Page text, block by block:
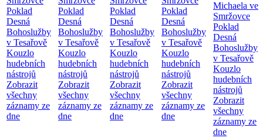
Poklad
Desná
Bohoslužby
v Tesařově
Kouzlo
hudebních
nástrojů
Zobrazit
všechny
záznamy ze
dne
Poklad
Desná
Bohoslužby
v Tesařově
Kouzlo
hudebních
nástrojů
Zobrazit
všechny
záznamy ze
dne
Poklad
Desná
Bohoslužby
v Tesařově
Kouzlo
hudebních
nástrojů
Zobrazit
všechny
záznamy ze
dne
Poklad
Desná
Bohoslužby
v Tesařově
Kouzlo
hudebních
nástrojů
Zobrazit
všechny
záznamy ze
dne
Michaela ve
Smržovce
Poklad
Desná
Bohoslužby
v Tesařově
Kouzlo
hudebních
nástrojů
Zobrazit
všechny
záznamy ze
dne